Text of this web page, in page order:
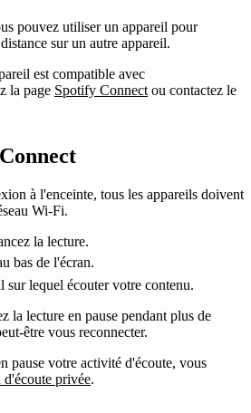
pouvez utiliser un appareil pour
sur un autre appareil.
est compatible avec
la page Spotify Connect ou contactez le
à l'enceinte, tous les appareils doivent
Wi-Fi.
la lecture.
bas de l'écran.
sur lequel écouter votre contenu.
la lecture en pause pendant plus de
être vous reconnecter.
pause votre activité d'écoute, vous
d'écoute privée.